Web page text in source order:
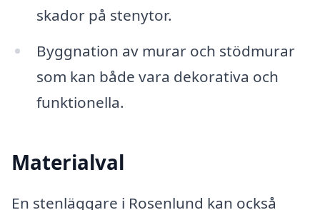
skador på stenytor.
Byggnation av murar och stödmurar
som kan både vara dekorativa och
funktionella.
Materialval
En stenläggare i Rosenlund kan också